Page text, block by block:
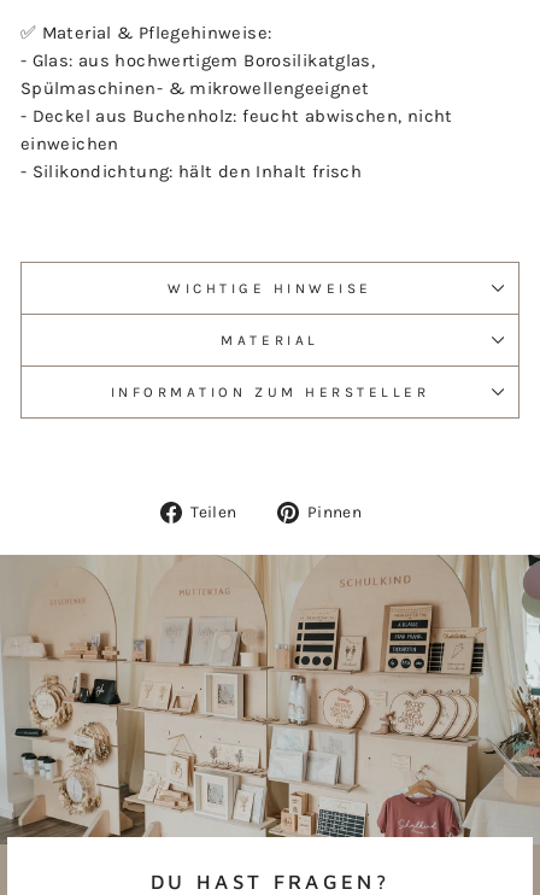
✅ Material & Pflegehinweise:
- Glas: aus hochwertigem Borosilikatglas,
Spülmaschinen- & mikrowellengeeignet
- Deckel aus Buchenholz: feucht abwischen, nicht
einweichen
- Silikondichtung: hält den Inhalt frisch
WICHTIGE HINWEISE
MATERIAL
INFORMATION ZUM HERSTELLER
Teilen
Auf
Pinnen
DU HAST FRAGEN?